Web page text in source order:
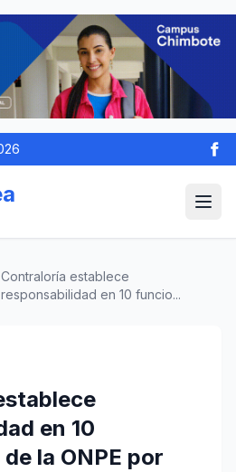
Contraloría establece
responsabilidad en 10 funcio...
en 10
la ONPE por